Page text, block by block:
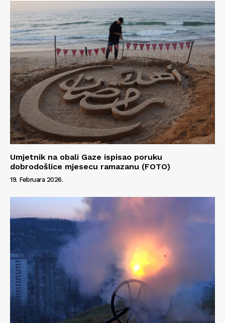
Umjetnik na obali Gaze ispisao poruku
dobrodošlice mjesecu ramazanu (FOTO)
19. Februara 2026.